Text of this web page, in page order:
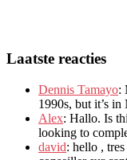
Laatste reacties
Dennis Tamayo:
1990s, but it’s in
Alex: Hallo. Is
looking to
david: hello ,